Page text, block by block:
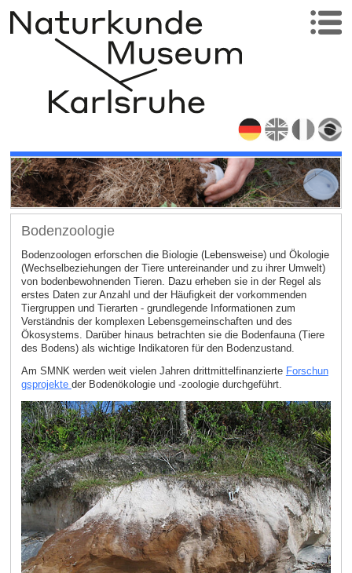
Bodenzoologie
Bodenzoologen erforschen die Biologie (Lebensweise) und Ökologie
(Wechselbeziehungen der Tiere untereinander und zu ihrer Umwelt)
von bodenbewohnenden Tieren. Dazu erheben sie in der Regel als
erstes Daten zur Anzahl und der Häufigkeit der vorkommenden
Tiergruppen und Tierarten - grundlegende Informationen zum
Verständnis der komplexen Lebensgemeinschaften und des
Ökosystems. Darüber hinaus betrachten sie die Bodenfauna (Tiere
des Bodens) als wichtige Indikatoren für den Bodenzustand.
Am SMNK werden weit vielen Jahren drittmittelfinanzierte Forschun
gsprojekte der Bodenökologie und -zoologie durchgeführt.